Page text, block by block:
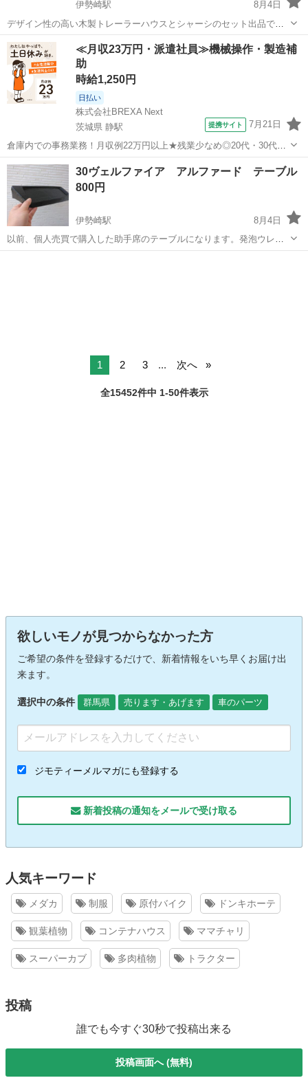
伊勢崎駅
8月4日
デザイン性の高い木製トレーラーハウスとシャーシのセット出品で
す。 * シャーシ購入：2024年7月31日 * ハウス製作：2024年11月17日
* 状態：ほぼ未使用 屋外保管による木材の自然な経年変化はあります
が、木の...
群馬 伊勢崎市 伊勢崎駅 その他
≪月収23万円・派遣社員≫機械操作・製造補
助
時給1,250円
日払い
株式会社BREXA Next
茨城県 静駅
提携サイト 7月21日
倉庫内での事務業務！月収例22万円以上★残業少なめ◎20代・30代・
40代の男女活躍中！空調完備で快適作業★食堂利用可◎マイカー通勤
OK◎無料駐車場完備！《茨城県常陸大宮市》 人気の工場のお仕事 ◇
電子部品製造倉庫内の事務...
茨城 常陸大宮市 その他
30ヴェルファイア アルファード テーブル
800円
伊勢崎駅
8月4日
以前、個人売買で購入した助手席のテーブルになります。発泡ウレタ
ンで作られており、両面テープで貼るだけです。車検も大丈夫でし
1 2 3 ... 次へ
全15452件中 1-50件表示
欲しいモノが見つからなかった方
ご希望の条件を登録するだけで、新着情報をいち早くお届け出
来ます。
選択中の条件 群馬県 売ります・あげます 車のパーツ
ジモティーメルマガにも登録する
新着投稿の通知をメールで受け取る
人気キーワード
メダカ 制服 原付バイク ドンキホーテ
観葉植物 コンテナハウス ママチャリ
スーパーカブ 多肉植物 トラクター
投稿
誰でも今すぐ30秒で投稿出来る
投稿画面へ (無料)